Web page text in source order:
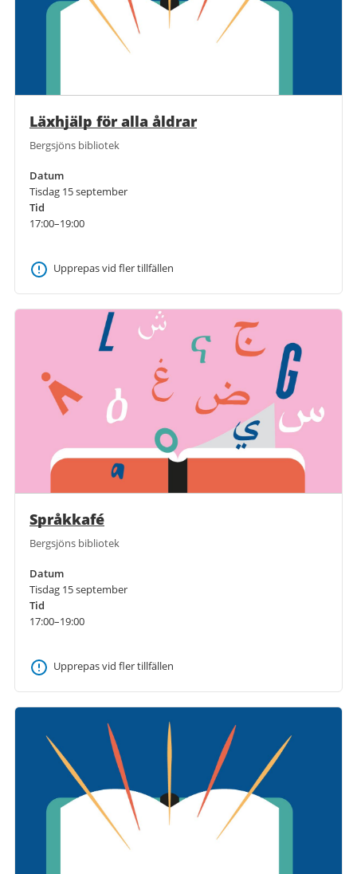
Läxhjälp för alla åldrar
Bergsjöns bibliotek
Datum
Tisdag 15 september
Tid
17:00–19:00
Upprepas vid fler tillfällen
Språkkafé
Bergsjöns bibliotek
Datum
Tisdag 15 september
Tid
17:00–19:00
Upprepas vid fler tillfällen